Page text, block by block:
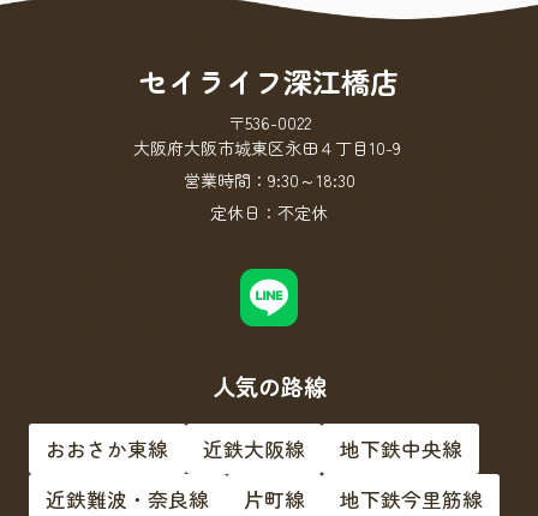
セイライフ深江橋店
〒536-0022
大阪府大阪市城東区永田４丁目10-9
営業時間： 9:30～18:30
定休日： 不定休
人気の路線
おおさか東線 近鉄大阪線
地下鉄中央線
近鉄難波・奈良線
片町線
地下鉄今里筋線